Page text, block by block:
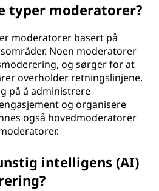
typer moderatorer?
moderatorer basert på
Noen moderatorer
og sørger for at
overholder retningslinjene.
på å administrere
og organisere
også hovedmoderatorer
intelligens (AI)